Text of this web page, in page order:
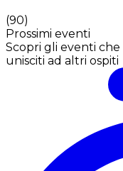
(90)
Prossimi eventi
Scopri gli eventi che
unisciti ad altri ospiti